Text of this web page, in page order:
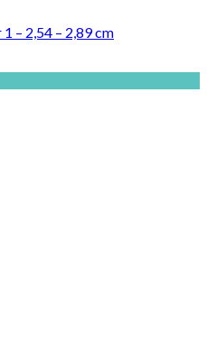
– 2,54 – 2,89 cm